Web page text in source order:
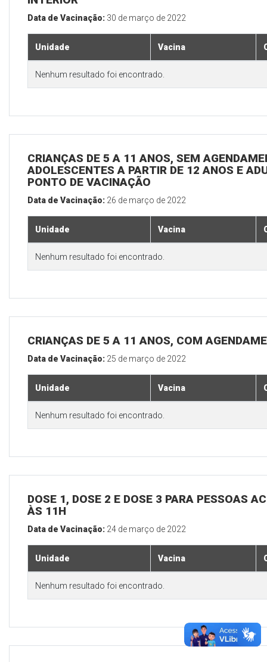
Data de Vacinação: 30 de março de 2022
Unidade Vacina
Nenhum resultado foi encontrado.
CRIANÇAS DE 5 A 11 ANOS, SEM
ADOLESCENTES A PARTIR DE 12 ANOS E
PONTO DE VACINAÇÃO
Data de Vacinação: 26 de março de 2022
Unidade Vacina
Nenhum resultado foi encontrado.
CRIANÇAS DE 5 A 11 ANOS, COM
Data de Vacinação: 25 de março de 2022
Unidade Vacina
Nenhum resultado foi encontrado.
DOSE 1, DOSE 2 E DOSE 3 PARA PESSOAS
ÀS 11H
Data de Vacinação: 24 de março de 2022
Unidade Vacina
Nenhum resultado foi encontrado.